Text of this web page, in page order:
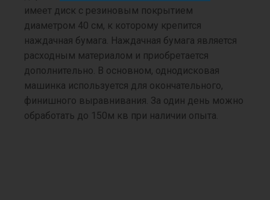
имеет диск с резиновым покрытием
диаметром 40 см, к которому крепится
наждачная бумага. Наждачная бумага является
расходным материалом и приобретается
дополнительно. В основном, однодисковая
машинка используется для окончательного,
финишного выравнивания. За один день можно
обработать до 150м кв при наличии опыта.